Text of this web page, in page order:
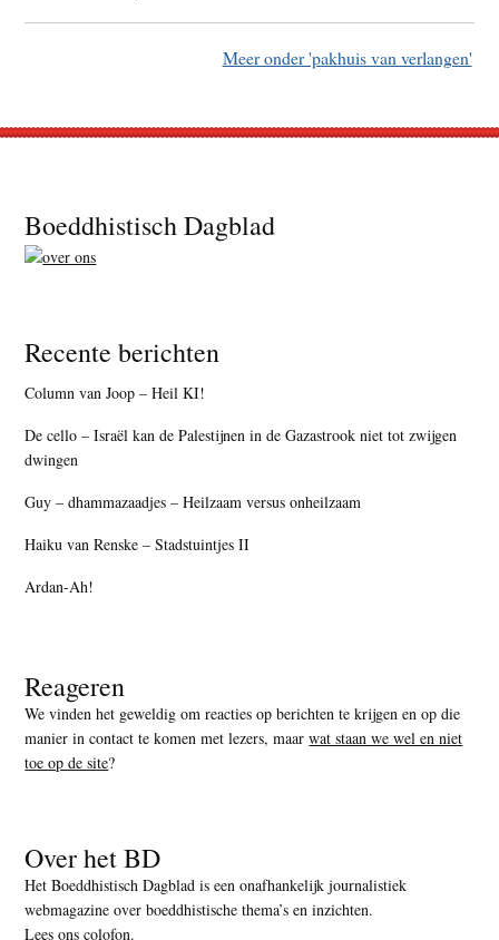
Meer onder 'pakhuis van verlangen'
Footer
Boeddhistisch Dagblad
Recente berichten
Column van Joop – Heil KI!
De cello – Israël kan de Palestijnen in de Gazastrook niet tot zwijgen
dwingen
Guy – dhammazaadjes – Heilzaam versus onheilzaam
Haiku van Renske – Stadstuintjes II
Ardan-Ah!
Reageren
We vinden het geweldig om reacties op berichten te krijgen en op die
manier in contact te komen met lezers, maarwat staan we wel en niet
toe op de site?
Over het BD
Het Boeddhistisch Dagblad is een onafhankelijk journalistiek
webmagazine over boeddhistische thema’s en inzichten.
Lees ons colofon.